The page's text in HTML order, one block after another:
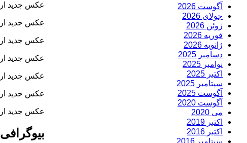
آگوست 2026
جولای 2026
ژوئن 2026
فوریه 2026
ژانویه 2026
دسامبر 2025
نوامبر 2025
اکتبر 2025
سپتامبر 2025
آگوست 2025
آگوست 2020
می 2020
اکتبر 2019
اکتبر 2016
سپتامبر 2016
عکس جدید
عکس جدید
عکس جدید
عکس جدید
عکس جدید
عکس جدید
عکس جدید